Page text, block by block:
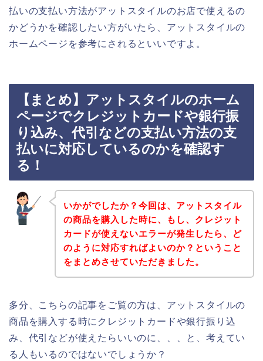
払いの支払い方法がアットスタイルのお店で使えるの
かどうかを確認したい方がいたら、アットスタイルの
ホームページを参考にされるといいですよ。
【まとめ】アットスタイルのホーム
ページでクレジットカードや銀行振
り込み、代引などの支払い方法の支
払いに対応しているのかを確認す
る！
いかがでしたか？今回は、アットスタイル
の商品を購入した時に、もし、クレジット
カードが使えないエラーが発生したら、ど
のように対応すればよいのか？ということ
をまとめさせていただきました。
多分、こちらの記事をご覧の方は、アットスタイルの
商品を購入する時にクレジットカードや銀行振り込
み、代引などが使えたらいいのに、、、と、考えてい
る人もいるのではないでしょうか？